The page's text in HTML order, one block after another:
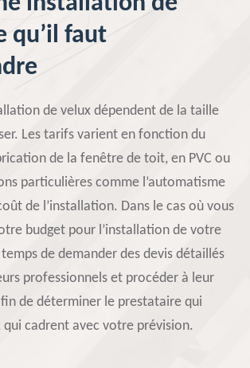
qu’il faut
de velux dépendent de la taille
Les tarifs varient en fonction du
de la fenêtre de toit, en PVC ou
particulières comme l’automatisme
de l’installation. Dans le cas où vous
budget pour l’installation de votre
de demander des devis détaillés
professionnels et procéder à leur
de déterminer le prestataire qui
qui cadrent avec votre prévision.